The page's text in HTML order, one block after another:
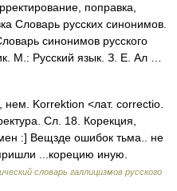
поправка,
Словарь русских синонимов.
синонимов русского
М.: Русский язык. З. Е. Ал …
Korrektion <лат. correctio.
Сл. 18. Корекция,
:] Вещзде ошибок тьма.. не
...корецию иную.
словарь галлицизмов русского